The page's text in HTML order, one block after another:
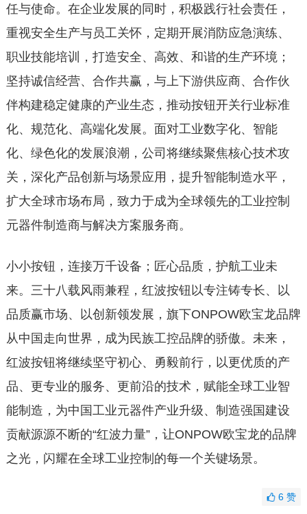
任与使命。在企业发展的同时，积极践行社会责任，
重视安全生产与员工关怀，定期开展消防应急演练、
职业技能培训，打造安全、高效、和谐的生产环境；
坚持诚信经营、合作共赢，与上下游供应商、合作伙
伴构建稳定健康的产业生态，推动按钮开关行业标准
化、规范化、高端化发展。面对工业数字化、智能
化、绿色化的发展浪潮，公司将继续聚焦核心技术攻
关，深化产品创新与场景应用，提升智能制造水平，
扩大全球市场布局，致力于成为全球领先的工业控制
元器件制造商与解决方案服务商。
小小按钮，连接万千设备；匠心品质，护航工业未
来。三十八载风雨兼程，红波按钮以专注铸专长、以
品质赢市场、以创新领发展，旗下ONPOW欧宝龙品牌
从中国走向世界，成为民族工控品牌的骄傲。未来，
红波按钮将继续坚守初心、勇毅前行，以更优质的产
品、更专业的服务、更前沿的技术，赋能全球工业智
能制造，为中国工业元器件产业升级、制造强国建设
贡献源源不断的“红波力量”，让ONPOW欧宝龙的品牌
之光，闪耀在全球工业控制的每一个关键场景。
6赞